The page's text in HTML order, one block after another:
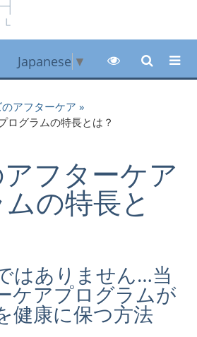
Japanese ▼
アフターケア
ログラムの特長とは？
フターケア
の特長と
はありません…当
ケアプログラムが
健康に保つ方法